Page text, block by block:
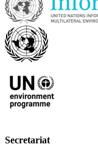
Secretariat